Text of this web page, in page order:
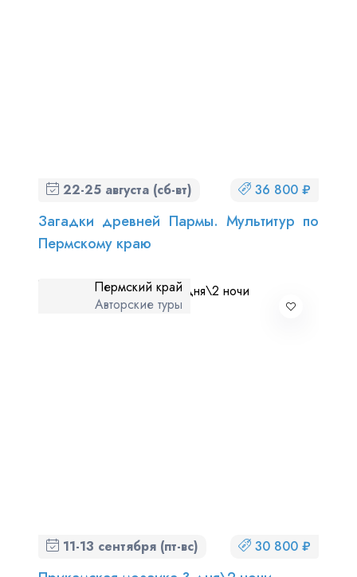
22-25 августа (сб-вт) 36 800 ₽
Загадки древней Пармы. Мультитур по
Пермскому краю
Пермский край
Авторские туры
11-13 сентября (пт-вс) 30 800 ₽